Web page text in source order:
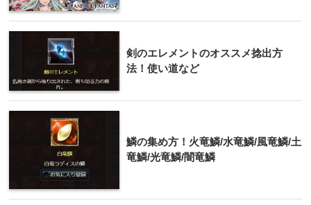
剣のエレメントのオススメ捻出方
法！使い道など
鱗の集め方！火竜鱗/水竜鱗/風竜鱗/土
竜鱗/光竜鱗/闇竜鱗